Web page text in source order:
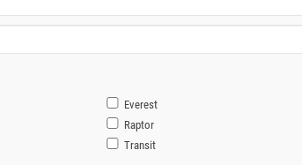
Everest
Raptor
Transit